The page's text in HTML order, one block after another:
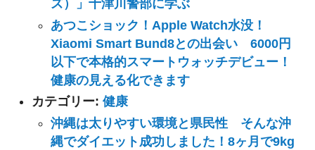
ズ）」十津川警部に学ぶ
あつこショック！Apple Watch水没！
Xiaomi Smart Bund8との出会い 6000円
以下で本格的スマートウォッチデビュー！
健康の見える化できます
カテゴリー: 健康
沖縄は太りやすい環境と県民性 そんな沖
縄でダイエット成功しました！8ヶ月で9kg